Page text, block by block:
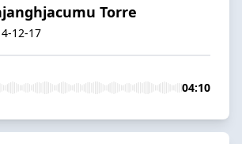
Torre
12-17
04:10